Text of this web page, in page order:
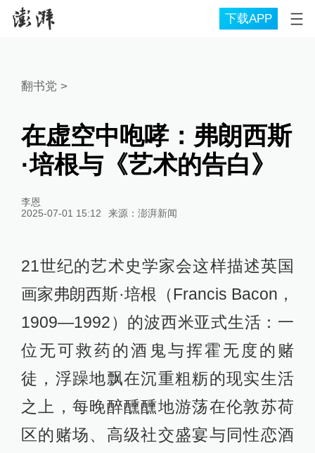
下载APP
翻书党 >
在虚空中咆哮：弗朗西斯
·培根与《艺术的告白》
李恩
2025-07-01 15:12
来源： 澎湃新闻
21世纪的艺术史学家会这样描述英国
画家弗朗西斯·培根（Francis Bacon，
1909—1992）的波西米亚式生活：一
位无可救药的酒鬼与挥霍无度的赌
徒，浮躁地飘在沉重粗粝的现实生活
之上，每晚醉醺醺地游荡在伦敦苏荷
区的赌场、高级社交盛宴与同性恋酒